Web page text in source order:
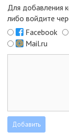
Для добавления
либо войдите
Facebook
Mail.ru